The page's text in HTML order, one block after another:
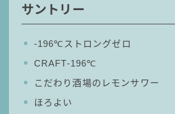
サントリー
‐196℃ストロングゼロ
CRAFT-196℃
こだわり酒場のレモンサワー
ほろよい